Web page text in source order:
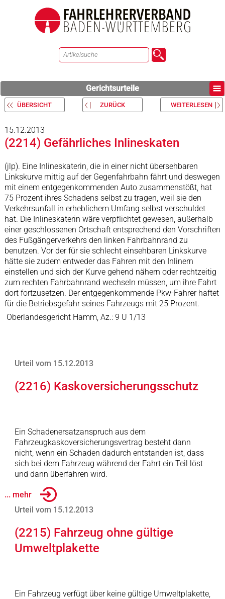
Gerichtsurteile
ÜBERSICHT ZURÜCK WEITERLESEN
15.12.2013
(2214) Gefährliches Inlineskaten
(jlp). Eine Inlineskaterin, die in einer nicht übersehbaren
Linkskurve mittig auf der Gegenfahrbahn fährt und deswegen
mit einem entgegenkommenden Auto zusammenstößt, hat
75 Prozent ihres Schadens selbst zu tragen, weil sie den
Verkehrsunfall in erheblichem Umfang selbst verschuldet
hat. Die Inlineskaterin wäre verpflichtet gewesen, außerhalb
einer geschlossenen Ortschaft entsprechend den Vorschriften
des Fußgängerverkehrs den linken Fahrbahnrand zu
benutzen. Vor der für sie schlecht einsehbaren Linkskurve
hätte sie zudem entweder das Fahren mit den Inlinern
einstellen und sich der Kurve gehend nähern oder rechtzeitig
zum rechten Fahrbahnrand wechseln müssen, um ihre Fahrt
dort fortzusetzen. Der entgegenkommende Pkw-Fahrer haftet
für die Betriebsgefahr seines Fahrzeugs mit 25 Prozent.
Oberlandesgericht Hamm, Az.: 9 U 1/13
Urteil vom 15.12.2013
(2216) Kaskoversicherungsschutz
Ein Schadenersatzanspruch aus dem
Fahrzeugkaskoversicherungsvertrag besteht dann
nicht, wenn ein Schaden dadurch entstanden ist, dass
sich bei dem Fahrzeug während der Fahrt ein Teil löst
und dann überfahren wird.
... mehr
Urteil vom 15.12.2013
(2215) Fahrzeug ohne gültige
Umweltplakette
Ein Fahrzeug verfügt über keine gültige Umweltplakette,